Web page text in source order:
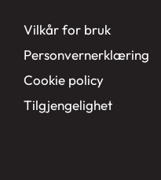
Vilkår for bruk
Personvernerklæring
Cookie policy
Tilgjengelighet